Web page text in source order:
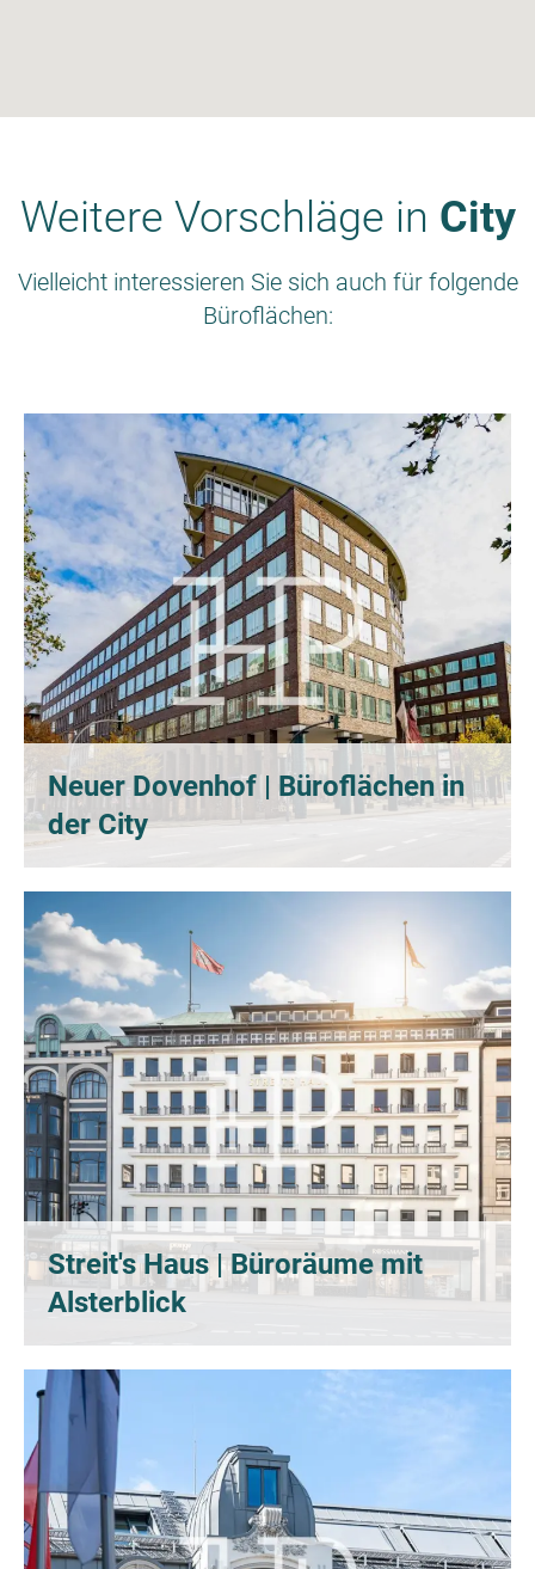
Weitere Vorschläge in City
Vielleicht interessieren Sie sich auch für folgende
Büroflächen:
Neuer Dovenhof | Büroflächen in
der City
Streit's Haus | Büroräume mit
Alsterblick